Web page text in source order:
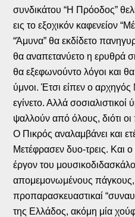
συνδικάτου “Η Πρόοδος”
εις το εξοχικόν καφενείον
“Άμυνα” θα εκδίδετο
θα αναπετανύετο η ερυθρά
θα εξεφωνούντο λόγοι και
ύμνοι. Έτσι είπεν ο αρχηγός
εγίνετο. Αλλά σοσιαλιστικοί
ψαλλούν από όλους, διότι
Ο Πικρός αναλαμβάνει και
Μετέφρασεν δυο-τρεις. Και
έργον του
απομεμονωμένους πάγκους,
προπαρασκευαστικαί
της Ελλάδος, ακόμη μία